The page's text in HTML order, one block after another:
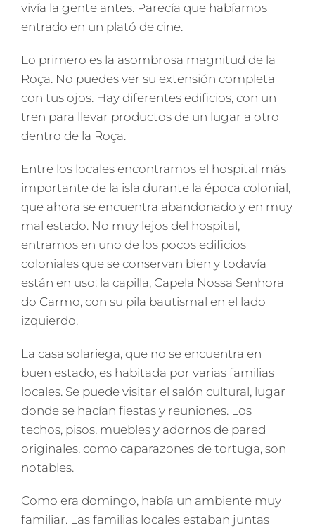
vivía la gente antes. Parecía que habíamos
entrado en un plató de cine.
Lo primero es la asombrosa magnitud de la
Roça. No puedes ver su extensión completa
con tus ojos. Hay diferentes edificios, con un
tren para llevar productos de un lugar a otro
dentro de la Roça.
Entre los locales encontramos el hospital más
importante de la isla durante la época colonial,
que ahora se encuentra abandonado y en muy
mal estado. No muy lejos del hospital,
entramos en uno de los pocos edificios
coloniales que se conservan bien y todavía
están en uso: la capilla, Capela Nossa Senhora
do Carmo, con su pila bautismal en el lado
izquierdo.
La casa solariega, que no se encuentra en
buen estado, es habitada por varias familias
locales. Se puede visitar el salón cultural, lugar
donde se hacían fiestas y reuniones. Los
techos, pisos, muebles y adornos de pared
originales, como caparazones de tortuga, son
notables.
Como era domingo, había un ambiente muy
familiar. Las familias locales estaban juntas